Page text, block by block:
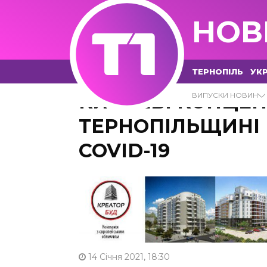
ТЕРНОПІЛЬ
ВИПУСКИ НОВИН
КИСНЕВІ
COVID-19
14 Січня 2021, 18:30